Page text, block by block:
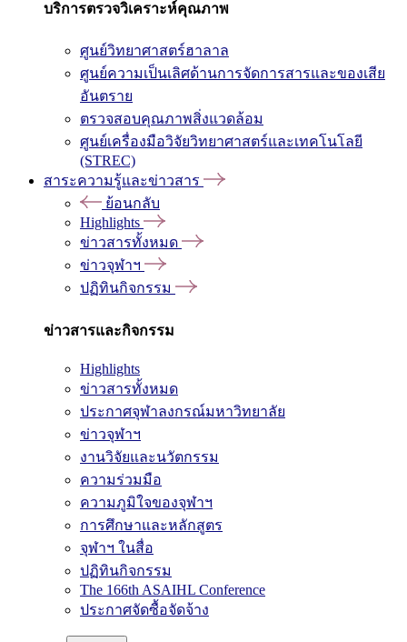
บริการตรวจวิเคราะห์คุณภาพ
ศูนย์วิทยาศาสตร์ฮาลาล
ศูนย์ความเป็นเลิศด้านการจัดการสารและของเสีย
อันตราย
ตรวจสอบคุณภาพสิ่งแวดล้อม
ศูนย์เครื่องมือวิจัยวิทยาศาสตร์และเทคโนโลยี
(STREC)
สาระความรู้และข่าวสาร
ย้อนกลับ
Highlights
ข่าวสารทั้งหมด
ข่าวจุฬาฯ
ปฏิทินกิจกรรม
ข่าวสารและกิจกรรม
Highlights
ข่าวสารทั้งหมด
ประกาศจุฬาลงกรณ์มหาวิทยาลัย
ข่าวจุฬาฯ
งานวิจัยและนวัตกรรม
ความร่วมมือ
ความภูมิใจของจุฬาฯ
การศึกษาและหลักสูตร
จุฬาฯ ในสื่อ
ปฏิทินกิจกรรม
The 166th ASAIHL Conference
ประกาศจัดซื้อจัดจ้าง